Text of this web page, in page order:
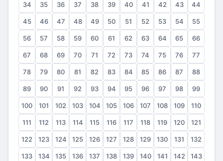
34 35 36 37 38 39 40 41 42 43 44
45 46 47 48 49 50 51 52 53 54 55
56 57 58 59 60 61 62 63 64 65 66
67 68 69 70 71 72 73 74 75 76 77
78 79 80 81 82 83 84 85 86 87 88
89 90 91 92 93 94 95 96 97 98 99
100 101 102 103 104 105 106 107 108 109 110
111 112 113 114 115 116 117 118 119 120 121
122 123 124 125 126 127 128 129 130 131 132
133 134 135 136 137 138 139 140 141 142 143